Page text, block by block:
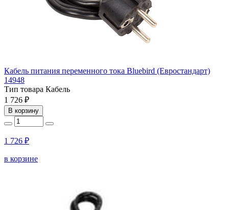
Кабель питания переменного тока Bluebird (Евростандарт)
14948
Тип товара Кабель
1 726 ₽
В корзину
1 726 ₽
в корзине